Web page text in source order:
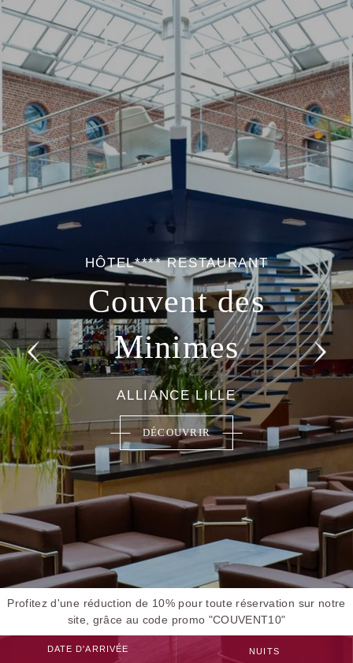
HÔTEL**** RESTAURANT
Couvent des
Minimes
ALLIANCE LILLE
DÉCOUVRIR
Profitez d'une réduction de 10% pour toute réservation sur notre
site, grâce au code promo "COUVENT10"
DATE D'ARRIVÉE NUITS